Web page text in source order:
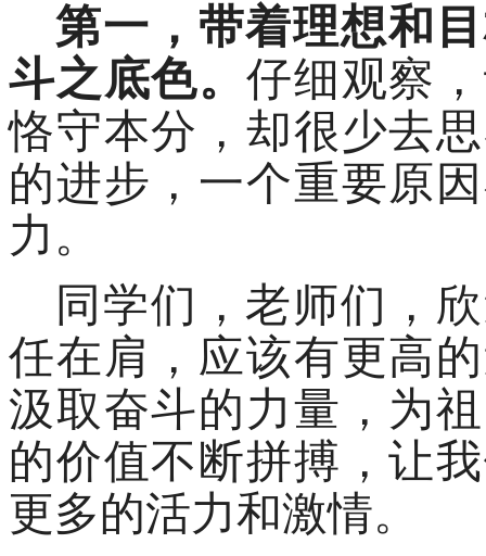
第一，带着理想和
斗之底色。仔细观察
恪守本分，却很少去
的进步，一个重要原
力。
同学们，老师们，
任在肩，应该有更高
汲取奋斗的力量，为
的价值不断拼搏，让
更多的活力和激情。